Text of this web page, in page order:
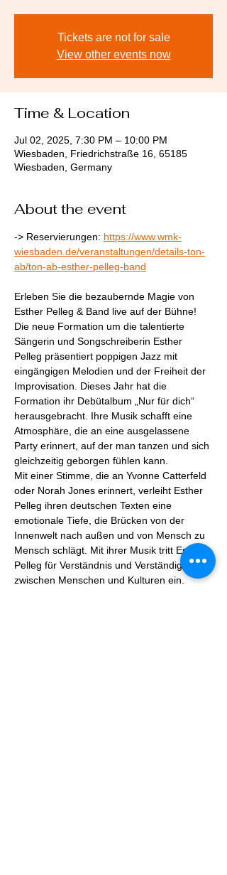
Tickets are not for sale
View other events now
Time & Location
Jul 02, 2025, 7:30 PM – 10:00 PM
Wiesbaden, Friedrichstraße 16, 65185
Wiesbaden, Germany
About the event
-> Reservierungen: https://www.wmk-
wiesbaden.de/veranstaltungen/details-ton-
ab/ton-ab-esther-pelleg-band
Erleben Sie die bezaubernde Magie von
Esther Pelleg & Band live auf der Bühne!
Die neue Formation um die talentierte
Sängerin und Songschreiberin Esther
Pelleg präsentiert poppigen Jazz mit
eingängigen Melodien und der Freiheit der
Improvisation. Dieses Jahr hat die
Formation ihr Debütalbum „Nur für dich“
herausgebracht. Ihre Musik schafft eine
Atmosphäre, die an eine ausgelassene
Party erinnert, auf der man tanzen und sich
gleichzeitig geborgen fühlen kann.
Mit einer Stimme, die an Yvonne Catterfeld
oder Norah Jones erinnert, verleiht Esther
Pelleg ihren deutschen Texten eine
emotionale Tiefe, die Brücken von der
Innenwelt nach außen und von Mensch zu
Mensch schlägt. Mit ihrer Musik tritt Esther
Pelleg für Verständnis und Verständigung
zwischen Menschen und Kulturen ein.